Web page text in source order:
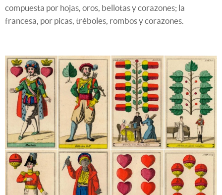
compuesta por hojas, oros, bellotas y corazones; la
francesa, por picas, tréboles, rombos y corazones.